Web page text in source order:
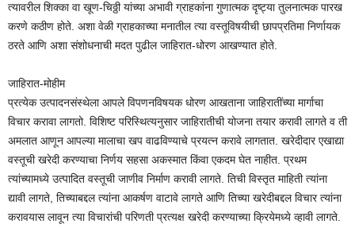
त्यावरील शिक्का वा खूण-चिठ्ठी यांच्या अभावी ग्राहकांना गुणात्मक दृष्ट्या तुलनात्मक पारख
करणे कठीण होते. अशा वेळी ग्राहकाच्या मनातील त्या वस्तूविषयीची छापप्रतिमा निर्णायक
ठरते आणि अशा संशोधनाची मदत पुढील जाहिरात-धोरण आखण्यात होते.
जाहिरात-मोहीम
प्रत्येक उत्पादनसंस्थेला आपले विपणनविषयक धोरण आखताना जाहिरातींच्या मार्गाचा
विचार करावा लागतो. विशिष्ट परिस्थित्यनुसार जाहिरातीची योजना तयार करावी लागते व ती
अमलात आणून आपल्या मालाचा खप वाढविण्याचे प्रयत्न करावे लागतात. खरेदीदार एखाद्या
वस्तूची खरेदी करण्याचा निर्णय सहसा अकस्मात किंवा एकदम घेत नाहीत. प्रथम
त्यांच्यामध्ये उत्पादित वस्तूची जाणीव निर्माण करावी लागते. तिची विस्तृत माहिती त्यांना
द्यावी लागते, तिच्याबद्दल त्यांना आकर्षण वाटावे लागते आणि तिच्या खरेदीबद्दल विचार त्यांना
करावयास लावून त्या विचारांची परिणती प्रत्यक्ष खरेदी करण्याच्या क्रियेमध्ये व्हावी लागते.
Follow Channel